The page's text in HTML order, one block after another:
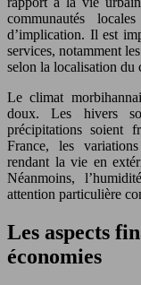
communautés
d’implication. Il est
services, notamment
selon la localisation du
Le climat
doux. Les hivers
précipitations soient
France, les
rendant la vie en
Néanmoins,
attention particulière
Les aspects
économies